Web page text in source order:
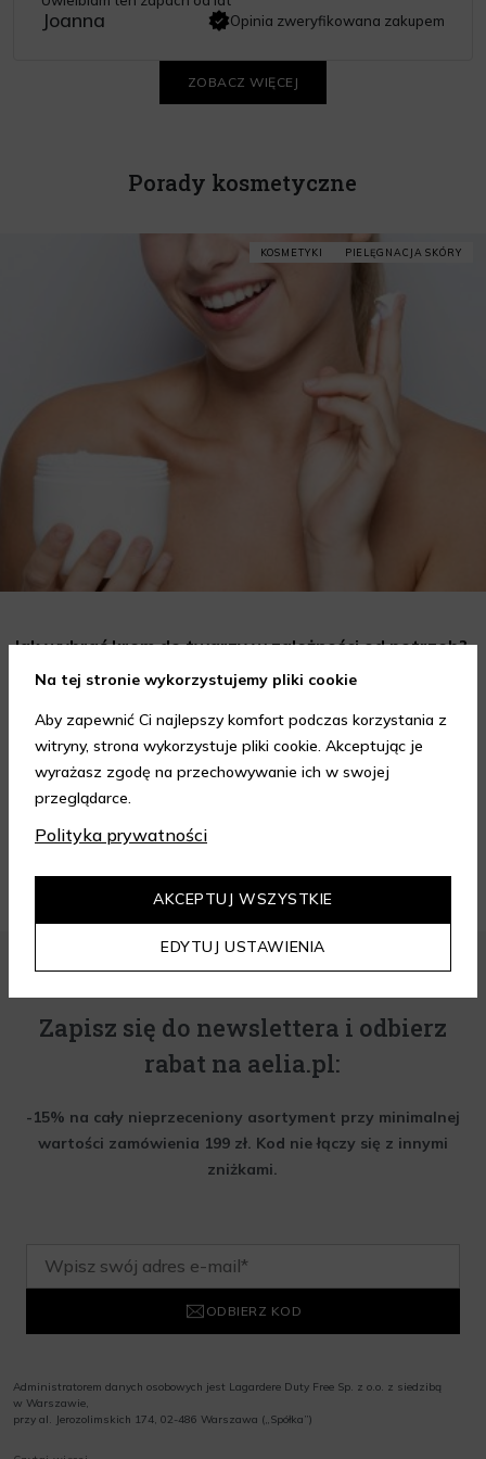
Joanna Opinia zweryfikowana zakupem
ZOBACZ WIĘCEJ
Porady kosmetyczne
KOSMETYKI PIELĘGNACJA SKÓRY
Jak wybrać krem do twarzy w zależności od potrzeb?
codziennej pielęgnacji skóry, który może znacząco wpłynąć na
jej wygląd i kondycję. Warto znać składniki i właściwości kremów
oraz wiedzieć, jak dopasować je do potrzeb własnej skóry.
Poniżej znajdziesz kilka porad, które pomogą ci wybrać idealny
Czytaj dalej
ZOBACZ WIĘCEJ
Zapisz się do newslettera i odbierz
rabat na aelia.pl:
-15% na cały nieprzeceniony asortyment przy minimalnej
wartości zamówienia 199 zł. Kod nie łączy się z innymi
zniżkami.
ODBIERZ KOD
Administratorem danych osobowych jest Lagardere Duty Free Sp. z o.o. z siedzibą
w Warszawie,
przy al. Jerozolimskich 174, 02-486 Warszawa („Spółka”)
Na tej stronie wykorzystujemy pliki cookie
Aby zapewnić Ci najlepszy komfort podczas korzystania z
witryny, strona wykorzystuje pliki cookie. Akceptując je
wyrażasz zgodę na przechowywanie ich w swojej
przeglądarce.
Polityka prywatności
EDYTUJ USTAWIENIA
AKCEPTUJ WSZYSTKIE